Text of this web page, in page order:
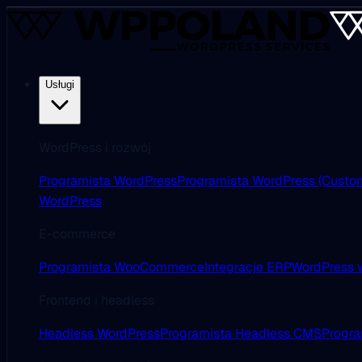
Usługi
Programista WordPressProgramista WordPress
WordPress
Programista WooCommerceIntegracje ERPWordPress
Headless WordPressProgramista Headless CMS